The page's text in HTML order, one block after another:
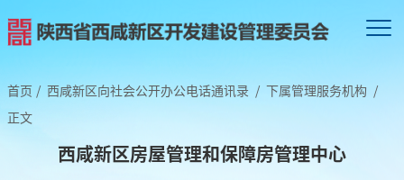
首页 / 西咸新区向社会公开办公电话通讯录 / 下属管理服务机构 /
正文
西咸新区房屋管理和保障房管理中心